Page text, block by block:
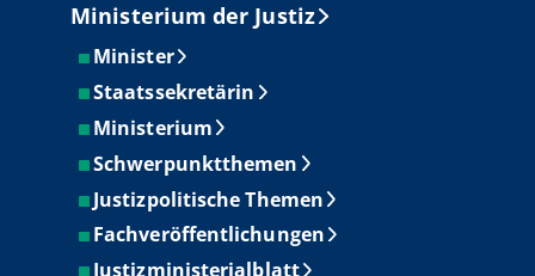
Ministerium der Justiz
Minister
Staatssekretärin
Ministerium
Schwerpunktthemen
Justizpolitische Themen
Fachveröffentlichungen
Justizministerialblatt